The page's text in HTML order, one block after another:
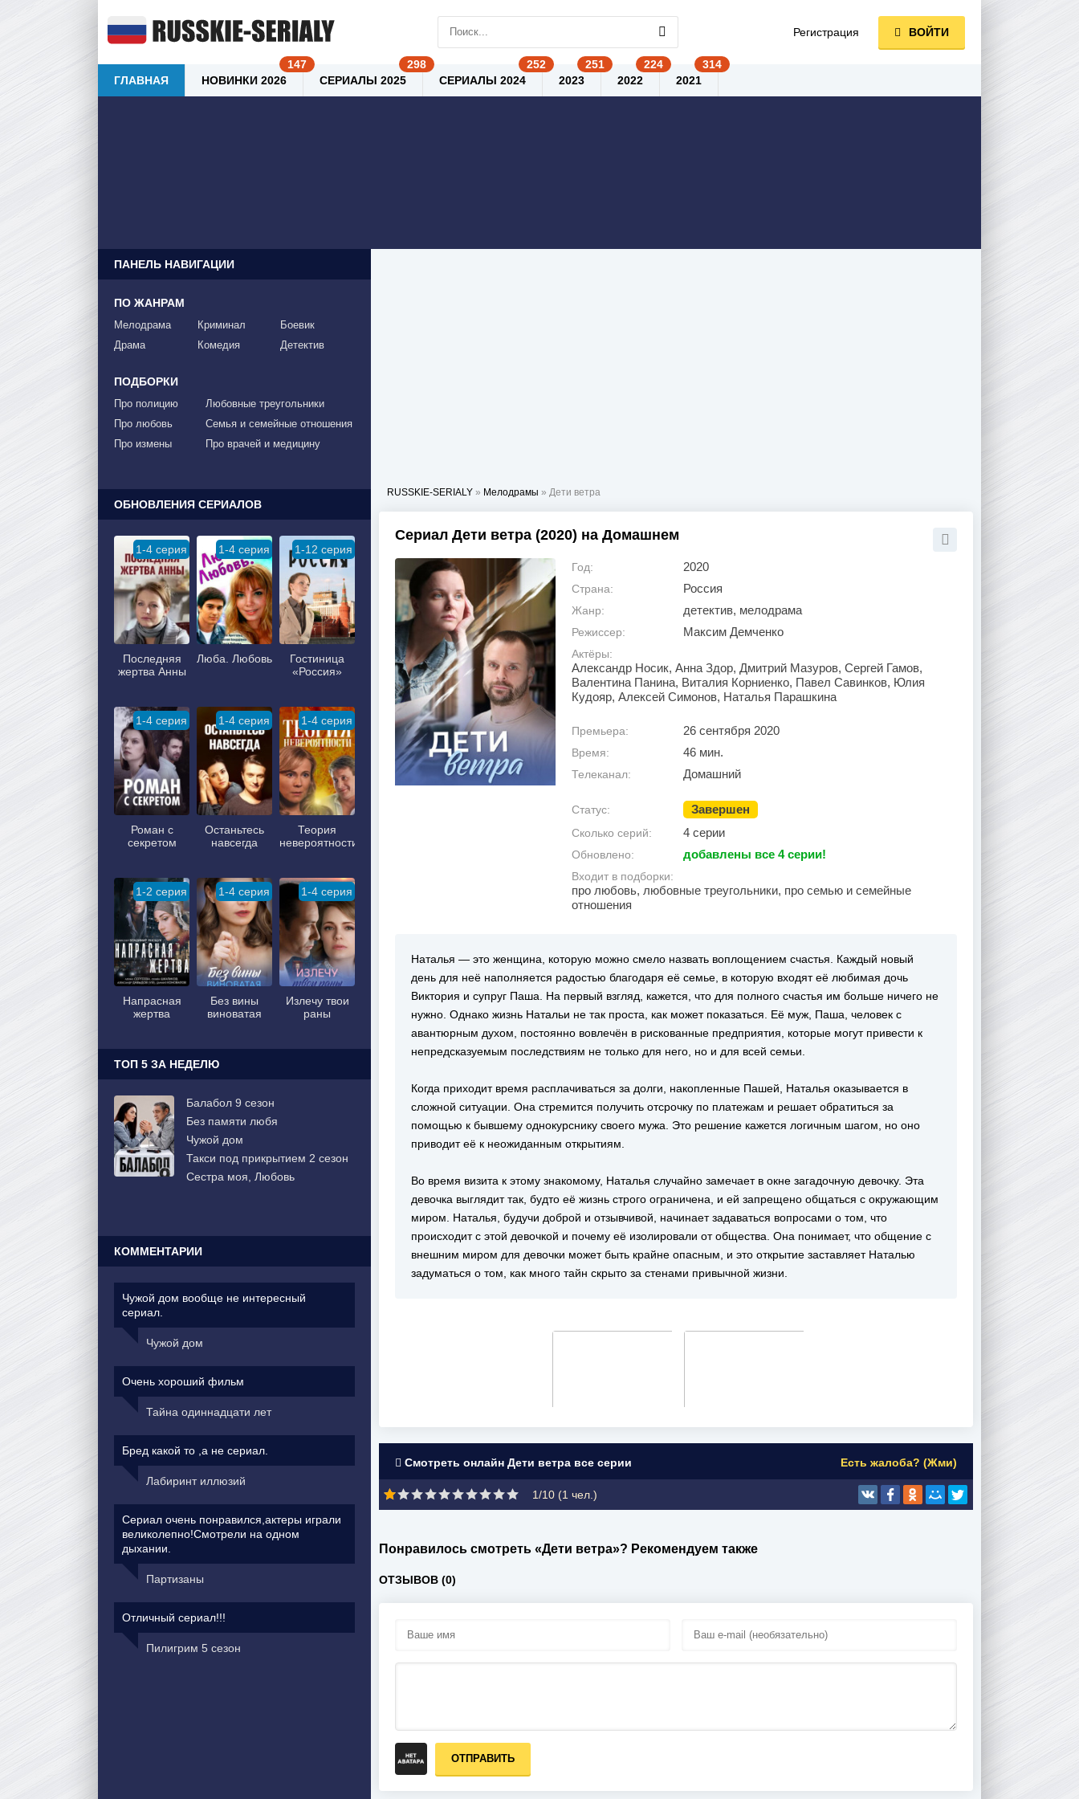
RUSSKIE-SERIALY » Мелодрамы » Дети ветра
Сериал Дети ветра (2020) на Домашнем
Год: 2020
Страна: Россия
Жанр: детектив, мелодрама
Режиссер: Максим Демченко
Актёры:
Александр Носик, Анна Здор, Дмитрий Мазуров, Сергей Гамов,
Валентина Панина, Виталия Корниенко, Павел Савинков, Юлия
Кудояр, Алексей Симонов, Наталья Парашкина
Премьера: 26 сентября 2020
Время: 46 мин.
Телеканал: Домашний
Статус: Завершен
Сколько серий: 4 серии
Обновлено: добавлены все 4 серии!
Входит в подборки:
про любовь, любовные треугольники, про семью и семейные
отношения
Наталья — это женщина, которую можно смело назвать воплощением счастья. Каждый новый
день для неё наполняется радостью благодаря её семье, в которую входят её любимая дочь
Виктория и супруг Паша. На первый взгляд, кажется, что для полного счастья им больше ничего не
нужно. Однако жизнь Натальи не так проста, как может показаться. Её муж, Паша, человек с
авантюрным духом, постоянно вовлечён в рискованные предприятия, которые могут привести к
непредсказуемым последствиям не только для него, но и для всей семьи.
Когда приходит время расплачиваться за долги, накопленные Пашей, Наталья оказывается в
сложной ситуации. Она стремится получить отсрочку по платежам и решает обратиться за
помощью к бывшему однокурснику своего мужа. Это решение кажется логичным шагом, но оно
приводит её к неожиданным открытиям.
Во время визита к этому знакомому, Наталья случайно замечает в окне загадочную девочку. Эта
девочка выглядит так, будто её жизнь строго ограничена, и ей запрещено общаться с окружающим
миром. Наталья, будучи доброй и отзывчивой, начинает задаваться вопросами о том, что
происходит с этой девочкой и почему её изолировали от общества. Она понимает, что общение с
внешним миром для девочки может быть крайне опасным, и это открытие заставляет Наталью
задуматься о том, как много тайн скрыто за стенами привычной жизни.
Смотреть онлайн Дети ветра все серии Есть жалоба? (Жми)
1/10 (1 чел.)
Понравилось смотреть «Дети ветра»? Рекомендуем также
ОТЗЫВОВ (0)
ОТПРАВИТЬ
ПАНЕЛЬ НАВИГАЦИИ
ПО ЖАНРАМ
Мелодрама
Драма
Криминал
Комедия
Боевик
Детектив
ПОДБОРКИ
Про полицию
Про любовь
Про измены
Любовные треугольники
Семья и семейные отношения
Про врачей и медицину
ОБНОВЛЕНИЯ СЕРИАЛОВ
1-4 серия
Последняя
жертва Анны
1-4 серия
Люба. Любовь
1-12 серия
Гостиница
«Россия»
1-4 серия
Роман с
секретом
1-4 серия
Останьтесь
навсегда
1-4 серия
Теория
невероятности
1-2 серия
Напрасная
жертва
1-4 серия
Без вины
виноватая
1-4 серия
Излечу твои
раны
ТОП 5 ЗА НЕДЕЛЮ
Балабол 9 сезон
Без памяти любя
Чужой дом
Такси под прикрытием 2 сезон
Сестра моя, Любовь
КОММЕНТАРИИ
Чужой дом вообще не интересный
сериал.
Чужой дом
Очень хороший фильм
Тайна одиннадцати лет
Бред какой то ,а не сериал.
Лабиринт иллюзий
Сериал очень понравился,актеры играли
великолепно!Смотрели на одном
дыхании.
Партизаны
Отличный сериал!!!
Пилигрим 5 сезон
Регистрация ВОЙТИ
ГЛАВНАЯ НОВИНКИ 2026 СЕРИАЛЫ 2025 СЕРИАЛЫ 2024 2023 2022 2021